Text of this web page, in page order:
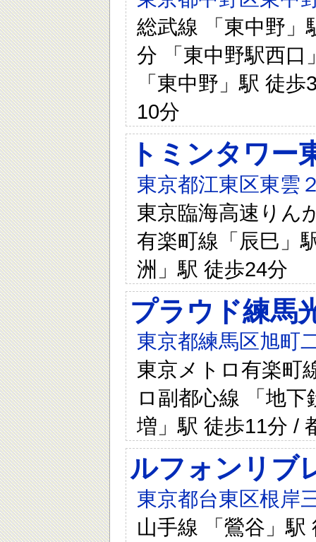
総武線 「東中野」
分 「東中野駅西口
「東中野」駅 徒
10分
トミンタワー
東京都江東区東雲
東京臨海高速りん
有楽町線「辰巳」
洲」駅 徒歩24分
プラウド練馬
東京都練馬区旭町
東京メトロ有楽町
ロ副都心線 「地
増」駅 徒歩11分 /
ルフォンリブ
東京都台東区根岸
山手線 「鶯谷」駅